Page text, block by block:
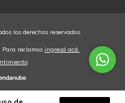
los derechos reservados.
Para reclamos ingresá acá.